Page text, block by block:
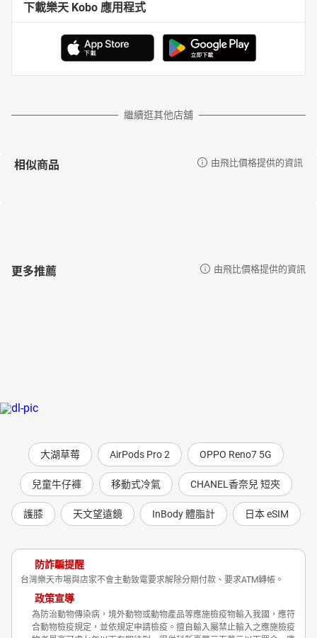
下載樂天 Kobo 應用程式
繼續逛其他店舖
相似商品 由飛比價格提供的資訊
更多推薦 由飛比價格提供的資訊
大湖草莓 AirPods Pro 2 OPPO Reno7 5G
兒童牛仔褲 移動式冷氣 CHANEL香奈兒 短夾
護膝 天文望遠鏡 InBody 體脂計 日本 eSIM
防詐騙提醒
台灣樂天市場與店家不會主動致電要求解除分期付款、要求ATM轉帳。
政策宣導
為防治動物傳染病，境外動物或動物產品等應施檢疫物輸入我國，應符
合動物檢疫規定，並依規定申請檢疫。擅自輸入屬禁止輸入之應施檢疫